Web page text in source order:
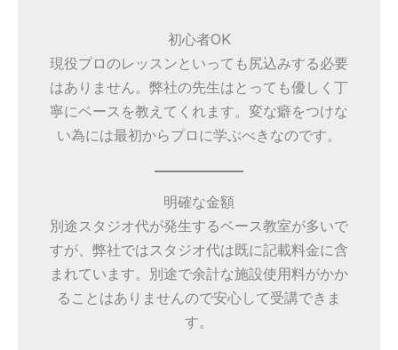
初心者OK
現役プロのレッスンといっても尻込みする必要
はありません。弊社の先生はとっても優しく丁
寧にベースを教えてくれます。変な癖をつけな
い為には最初からプロに学ぶべきなのです。
明確な金額
別途スタジオ代が発生するベース教室が多いで
すが、弊社ではスタジオ代は既に記載料金に含
まれています。別途で余計な施設使用料がかか
ることはありませんので安心して受講できま
す。